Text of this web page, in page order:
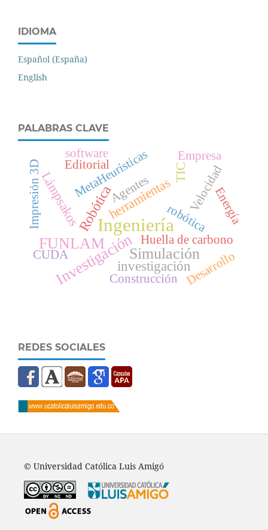
IDIOMA
Español (España)
English
PALABRAS CLAVE
Ingeniería
InvestigaciónSimulación
FUNLAM
Robótica
investigación
herramientas
Lámpsakos
Impresión 3D MetaHeurísticas
Huella de carbono
Agentes
Desarrollo
robótica
Velocidad
CUDA
Editorial TIC
Empresa
Construcción
Energía
software
REDES SOCIALES
© Universidad Católica Luis Amigó